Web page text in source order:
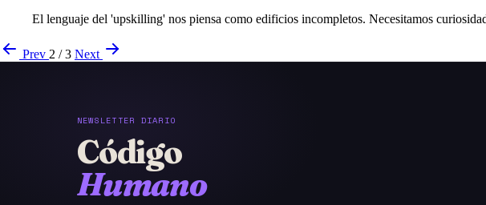
El lenguaje del 'upskilling' nos piensa como edificios incompletos. Necesitamos
Prev 2 / 3 Next
NEWSLETTER DIARIO
Código
Humano